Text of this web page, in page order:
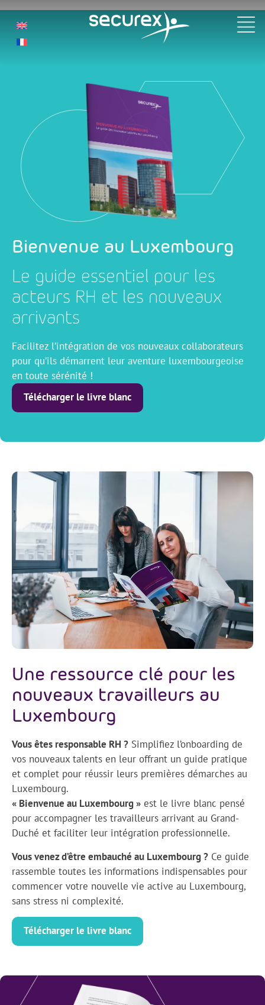
Livre blanc bienvenue au
Luxembourg
Bienvenue au Luxembourg
Le guide essentiel pour les
acteurs RH et les nouveaux
arrivants
Facilitez l’intégration de vos nouveaux collaborateurs
pour qu’ils démarrent leur aventure luxembourgeoise
en toute sérénité !
Télécharger le livre blanc
Une ressource clé pour les
nouveaux travailleurs au
Luxembourg
Vous êtes responsable RH ? Simplifiez l’onboarding de
vos nouveaux talents en leur offrant un guide pratique
et complet pour réussir leurs premières démarches au
Luxembourg.
« Bienvenue au Luxembourg » est le livre blanc pensé
pour accompagner les travailleurs arrivant au Grand-
Duché et faciliter leur intégration professionnelle.
Vous venez d’être embauché au Luxembourg ? Ce guide
rassemble toutes les informations indispensables pour
commencer votre nouvelle vie active au Luxembourg,
sans stress ni complexité.
Télécharger le livre blanc